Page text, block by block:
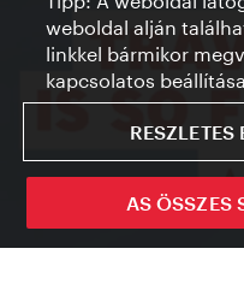
weboldal alján
linkkel bármikor
kapcsolatos
AS ÖSSZES